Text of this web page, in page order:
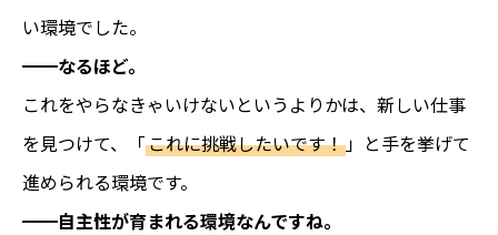
い環境でした。
━━なるほど。
これをやらなきゃいけないというよりかは、新しい仕事
を見つけて、「これに挑戦したいです！」と手を挙げて
進められる環境です。
━━自主性が育まれる環境なんですね。